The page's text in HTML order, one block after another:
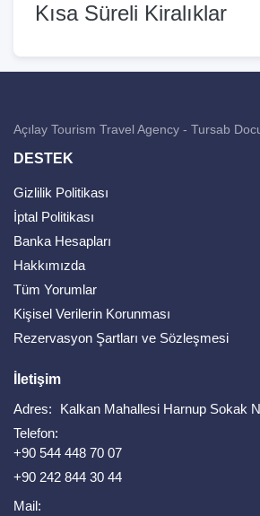
Kısa Süreli Kiralıklar
Açılay Tourism Travel Agency - Tursab
DESTEK
Gizlilik Politikası
İptal Politikası
Banka Hesapları
Hakkımızda
Tüm Yorumlar
Kişisel Verilerin Korunması
Rezervasyon Şartları ve Sözleşmesi
İletişim
Adres:
Kalkan Mahallesi Harnup Sokak
Telefon:
+90 544 448 70 07
+90 242 844 30 44
Mail: